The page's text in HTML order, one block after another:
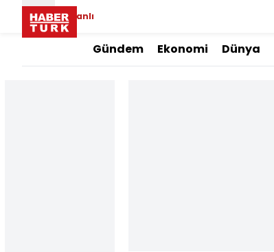
Canlı
Gündem Ekonomi Dünya